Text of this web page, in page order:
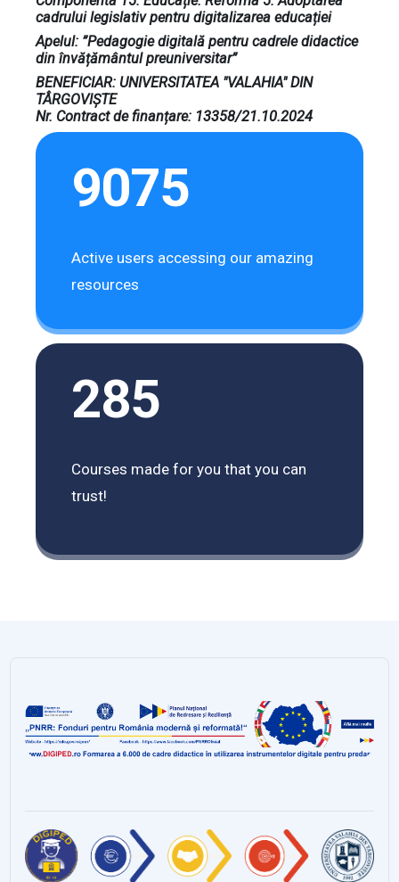
cadrului legislativ pentru digitalizarea educației
Apelul: ”Pedagogie digitală pentru cadrele didactice
din învățământul preuniversitar”
BENEFICIAR: UNIVERSITATEA "VALAHIA" DIN
TÂRGOVIȘTE
Nr. Contract de finanțare: 13358/21.10.2024
9075
Active users accessing our amazing
resources
285
Courses made for you that you can
trust!